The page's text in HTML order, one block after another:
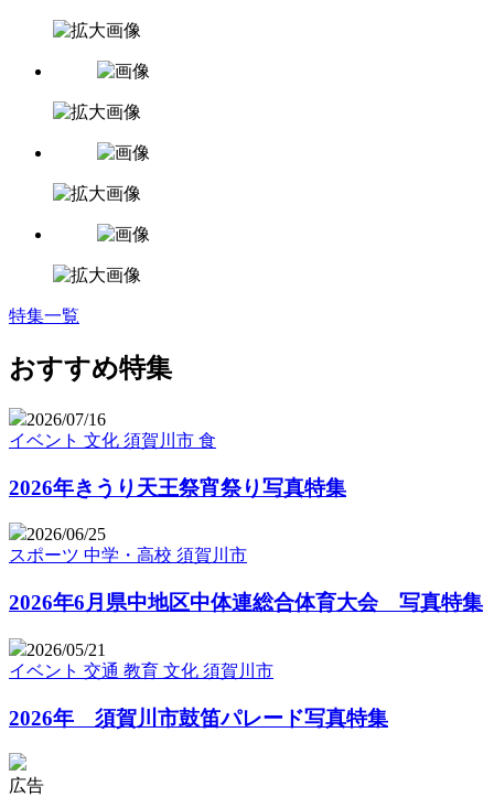
特集一覧
おすすめ特集
2026/07/16
イベント 文化 須賀川市 食
2026年きうり天王祭宵祭り写真特集
2026/06/25
スポーツ 中学・高校 須賀川市
2026年6月県中地区中体連総合体育大会 写真特集
2026/05/21
イベント 交通 教育 文化 須賀川市
2026年 須賀川市鼓笛パレード写真特集
広告